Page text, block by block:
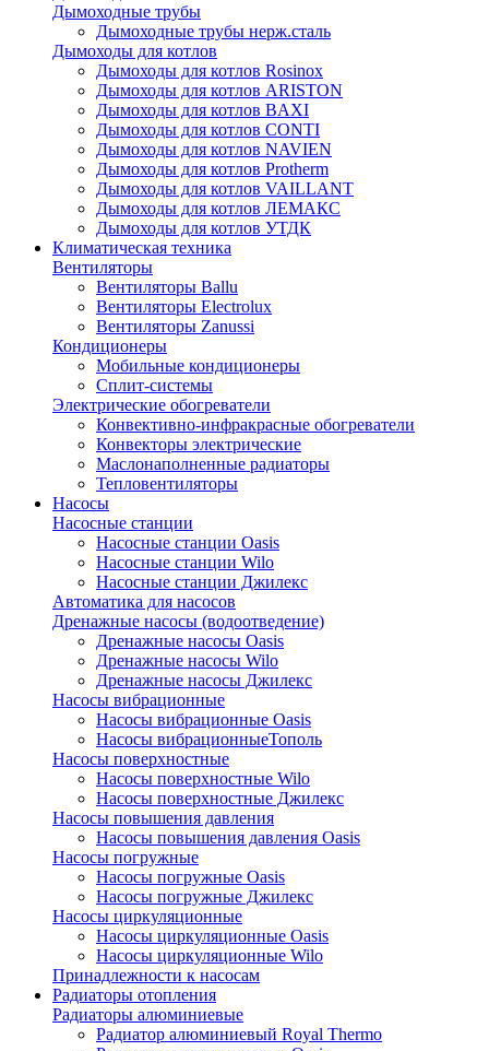
Дымоходные трубы
Дымоходные трубы нерж.сталь
Дымоходы для котлов
Дымоходы для котлов Rosinox
Дымоходы для котлов ARISTON
Дымоходы для котлов BAXI
Дымоходы для котлов CONTI
Дымоходы для котлов NAVIEN
Дымоходы для котлов Protherm
Дымоходы для котлов VAILLANT
Дымоходы для котлов ЛЕМАКС
Дымоходы для котлов УТДК
Климатическая техника
Вентиляторы
Вентиляторы Ballu
Вентиляторы Electrolux
Вентиляторы Zanussi
Кондиционеры
Мобильные кондиционеры
Сплит-системы
Электрические обогреватели
Конвективно-инфракрасные обогреватели
Конвекторы электрические
Маслонаполненные радиаторы
Тепловентиляторы
Насосы
Насосные станции
Насосные станции Oasis
Насосные станции Wilo
Насосные станции Джилекс
Автоматика для насосов
Дренажные насосы (водоотведение)
Дренажные насосы Oasis
Дренажные насосы Wilo
Дренажные насосы Джилекс
Насосы вибрационные
Насосы вибрационные Oasis
Насосы вибрационныеТополь
Насосы поверхностные
Насосы поверхностные Wilo
Насосы поверхностные Джилекс
Насосы повышения давления
Насосы повышения давления Oasis
Насосы погружные
Насосы погружные Oasis
Насосы погружные Джилекс
Насосы циркуляционные
Насосы циркуляционные Oasis
Насосы циркуляционные Wilo
Принадлежности к насосам
Радиаторы отопления
Радиаторы алюминиевые
Радиатор алюминиевый Royal Thermo